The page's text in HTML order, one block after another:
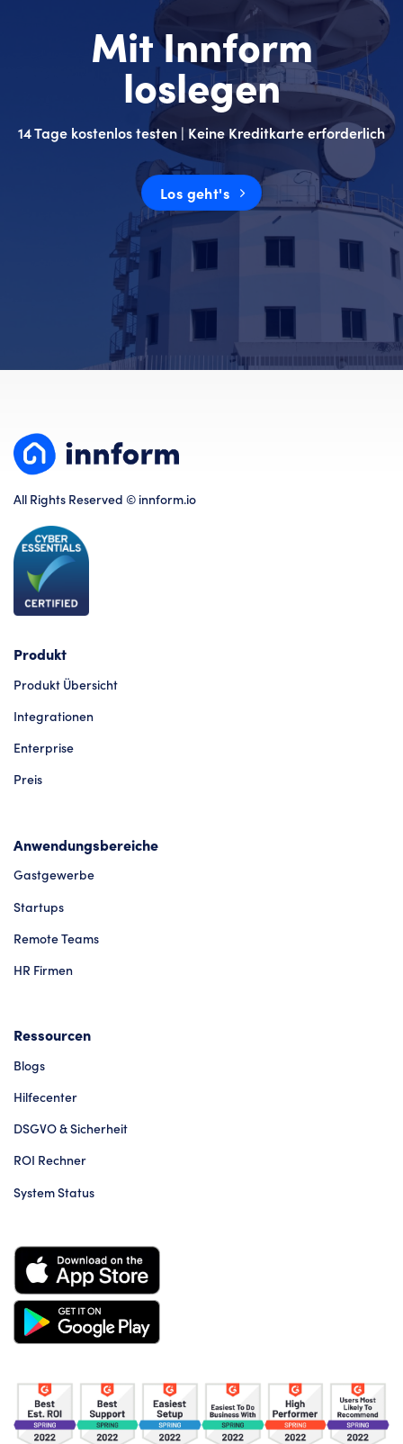
Mit Innform
loslegen
14 Tage kostenlos testen | Keine Kreditkarte erforderlich
Los geht's
All Rights Reserved © innform.io
Produkt
Produkt Übersicht
Integrationen
Enterprise
Preis
Anwendungsbereiche
Gastgewerbe
Startups
Remote Teams
HR Firmen
Ressourcen
Blogs
Hilfecenter
DSGVO & Sicherheit
ROI Rechner
System Status